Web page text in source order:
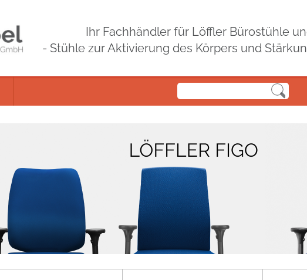
Ihr Fachhändler für Löffler Bürostühle
- Stühle zur Aktivierung des Körpers und